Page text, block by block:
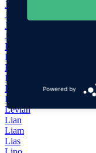
Jonah
Jonas
Josias
Julian
Lenn
Lennard
Leo
Leon
Levi
Levin
Levian
Lian
Liam
Lias
Powered by